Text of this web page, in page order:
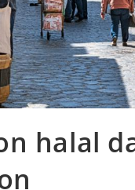
halal